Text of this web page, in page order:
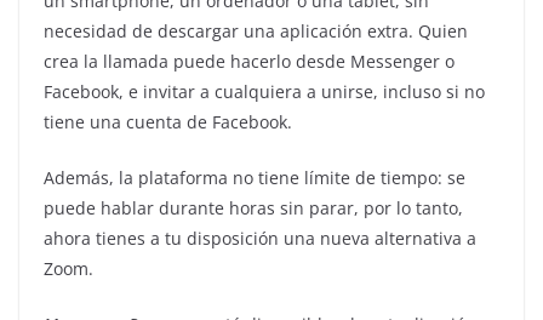
necesidad de descargar una aplicación extra. Quien
crea la llamada puede hacerlo desde Messenger o
Facebook, e invitar a cualquiera a unirse, incluso si no
tiene una cuenta de Facebook.
Además, la plataforma no tiene límite de tiempo: se
puede hablar durante horas sin parar, por lo tanto,
ahora tienes a tu disposición una nueva alternativa a
Zoom.